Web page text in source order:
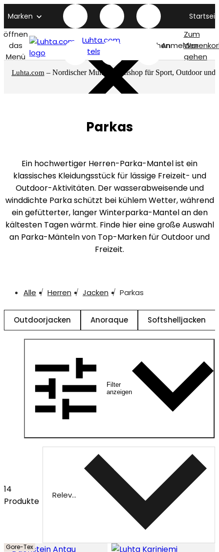
Marken
öffnen
das
Menü
Luhta.com
titelseite
SuchenAnmelden
Zum
gehen
Luhta.com – Nordischer Multimarkenshop für Sport, Outdoor und
Parkas
Ein hochwertiger Herren-Parka-Mantel ist ein
klassisches Kleidungsstück für lässige Freizeit- und
Outdoor-Aktivitäten. Der wasserabweisende und
winddichte Parka schützt bei kühlem Wetter, während
ein gefütterter, langer Winterparka-Mantel an den
kältesten Tagen wärmt. Finde hier eine große Auswahl
an Parka-Mänteln von Top-Marken für Outdoor und
Freizeit.
Alle Herren Jacken Parkas
Outdoorjacken Anoraque Softshelljacken
Filter
anzeigen
14
Produkte
Relevanz
Gore-Tex